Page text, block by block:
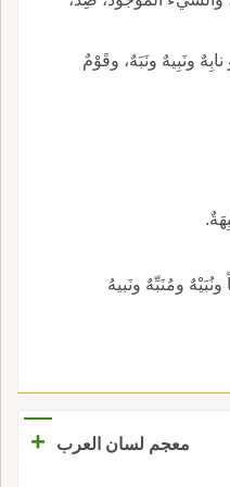
ونَبِيهٌ ونَبَهٌ، وقَوْمٌ
ومُنَبِّهٌ ونَبيهُ
معجم لسان العرب
+